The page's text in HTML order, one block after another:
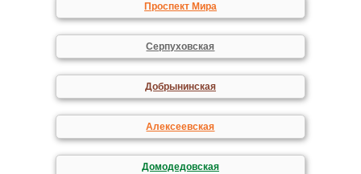
Проспект Мира
Серпуховская
Добрынинская
Алексеевская
Домодедовская